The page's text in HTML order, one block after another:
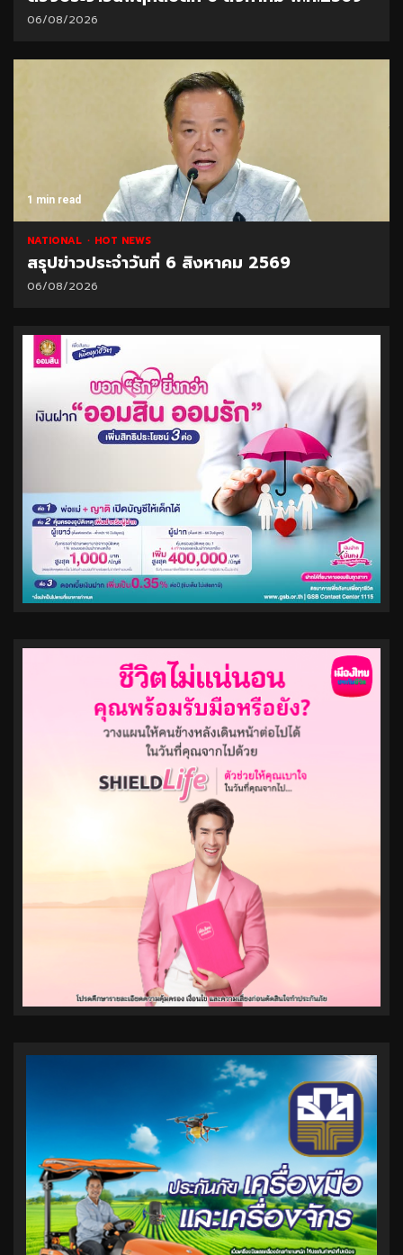
06/08/2026
1 min read
NATIONAL HOT NEWS
สรุปข่าวประจำวันที่ 6 สิงหาคม 2569
06/08/2026